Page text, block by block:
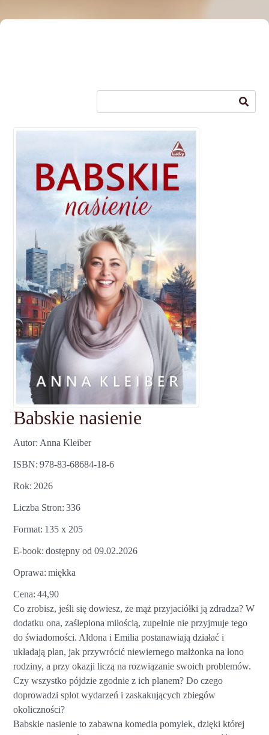
Babskie nasienie
Autor Anna Kleiber
ISBN 978-83-68684-18-6
Rok 2026
Liczba Stron 336
Format 135 x 205
E-book dostępny od 09.02.2026
Oprawa miękka
Cena 44,90
Co zrobisz, jeśli się dowiesz, że mąż przyjaciółki ją zdradza? W
dodatku ona, zaślepiona miłością, zupełnie nie przyjmuje tego
do świadomości. Aldona i Emilia postanawiają działać i
układają plan, jak przywrócić niewiernego małżonka na łono
rodziny, a przy okazji liczą na rozwiązanie swoich problemów.
Czy wszystko pójdzie zgodnie z ich planem? Do czego
doprowadzi splot wydarzeń i zaskakujących zbiegów
okoliczności?
Babskie nasienie to zabawna komedia pomyłek, dzięki której